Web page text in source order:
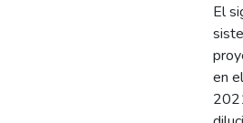
El
en